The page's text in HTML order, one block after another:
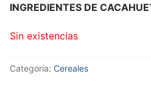
INGREDIENTES DE
Sin existencias
Categoría: Cereales